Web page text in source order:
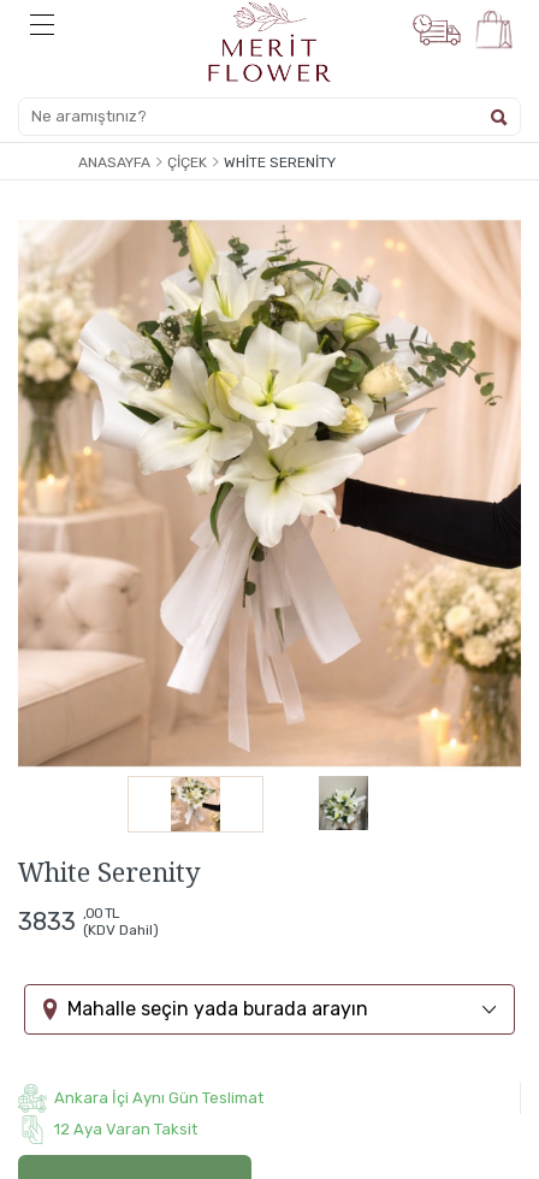
ANASAYFA ÇIÇEK WHITE SERENITY
White Serenity
3833 ,00 TL
(KDV Dahil)
Mahalle seçin yada burada arayın
Ankara İçi Aynı Gün Teslimat
12 Aya Varan Taksit